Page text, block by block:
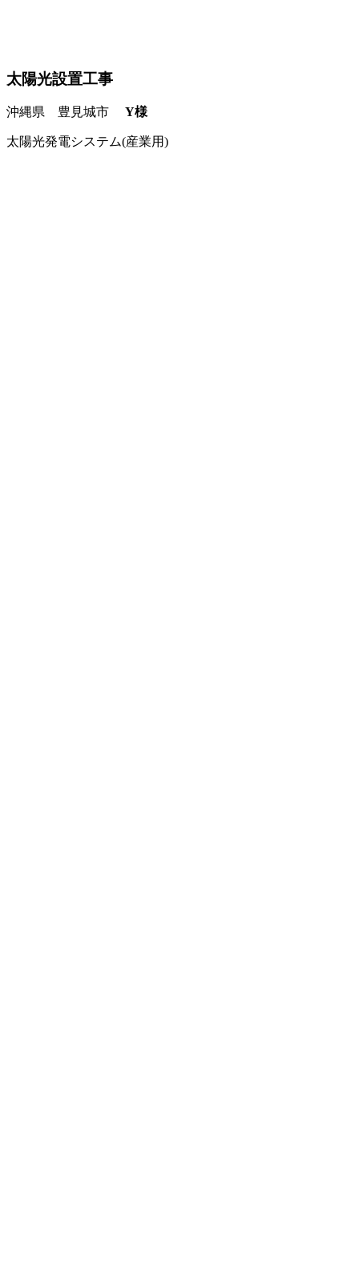
太陽光設置工事
沖縄県 豊見城市 Y様
太陽光発電システム(産業用)